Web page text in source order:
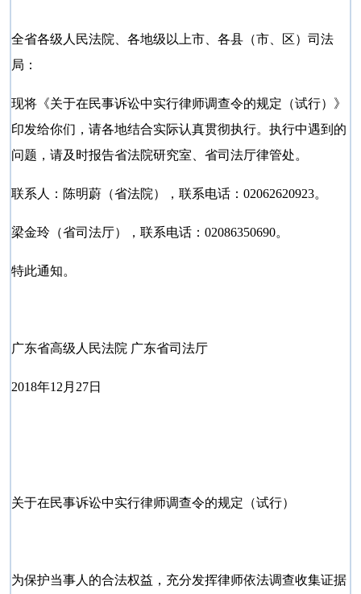
全省各级人民法院、各地级以上市、各县（市、区）司法
局：
现将《关于在民事诉讼中实行律师调查令的规定（试行）》
印发给你们，请各地结合实际认真贯彻执行。执行中遇到的
问题，请及时报告省法院研究室、省司法厅律管处。
联系人：陈明蔚（省法院），联系电话：02062620923。
梁金玲（省司法厅），联系电话：02086350690。
特此通知。
广东省高级人民法院 广东省司法厅
2018年12月27日
关于在民事诉讼中实行律师调查令的规定（试行）
为保护当事人的合法权益，充分发挥律师依法调查收集证据